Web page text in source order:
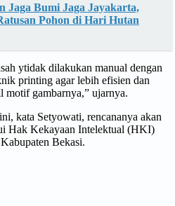
Jaga Bumi Jaga Jayakarta,
Pohon di Hari Hutan
ytidak dilakukan manual dengan
printing agar lebih efisien dan
motif gambarnya,” ujarnya.
kata Setyowati, rencananya akan
Hak Kekayaan Intelektual (HKI)
Bekasi.